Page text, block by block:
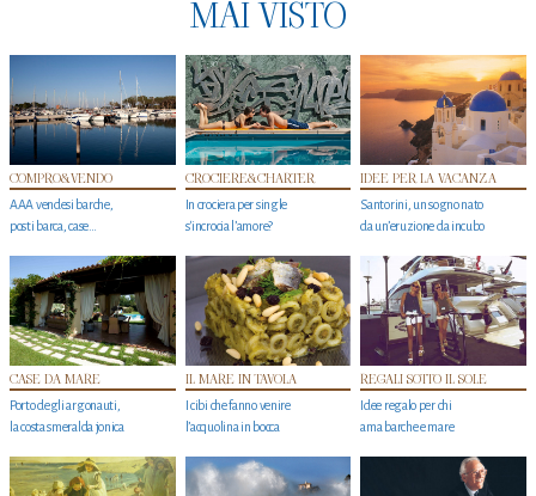
MAI VISTO
COMPRO&VENDO
AAA vendesi barche,
posti barca, case…
CROCIERE&CHARTER
In crociera per single
s'incrocia l’amore?
IDEE PER LA VACANZA
Santorini, un sogno nato
da un’eruzione da incubo
CASE DA MARE
Porto degli argonauti,
la costa smeralda jonica
IL MARE IN TAVOLA
I cibi che fanno venire
l’acquolina in bocca
REGALI SOTTO IL SOLE
Idee regalo per chi
ama barche e mare